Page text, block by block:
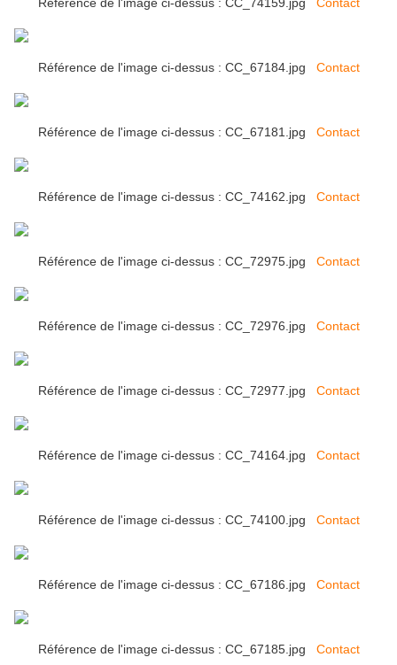
Référence de l'image ci-dessus : CC_67184.jpg Contact
Référence de l'image ci-dessus : CC_67181.jpg Contact
Référence de l'image ci-dessus : CC_74162.jpg Contact
Référence de l'image ci-dessus : CC_72975.jpg Contact
Référence de l'image ci-dessus : CC_72976.jpg Contact
Référence de l'image ci-dessus : CC_72977.jpg Contact
Référence de l'image ci-dessus : CC_74164.jpg Contact
Référence de l'image ci-dessus : CC_74100.jpg Contact
Référence de l'image ci-dessus : CC_67186.jpg Contact
Référence de l'image ci-dessus : CC_67185.jpg Contact